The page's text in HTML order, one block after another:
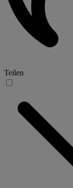
Teilen